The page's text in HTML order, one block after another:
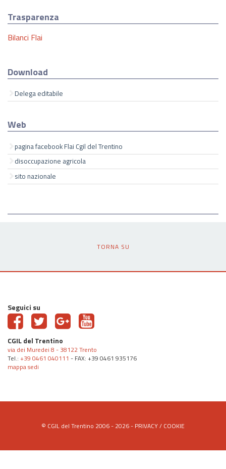
Trasparenza
Bilanci Flai
Download
Delega editabile
Web
pagina facebook Flai Cgil del Trentino
disoccupazione agricola
sito nazionale
TORNA SU
Seguici su
CGIL del Trentino
via dei Muredei 8 - 38122 Trento
Tel.: +39 0461 040111 - FAX: +39 0461 935176
mappa sedi
© CGIL del Trentino 2006 - 2026 - PRIVACY/ COOKIE